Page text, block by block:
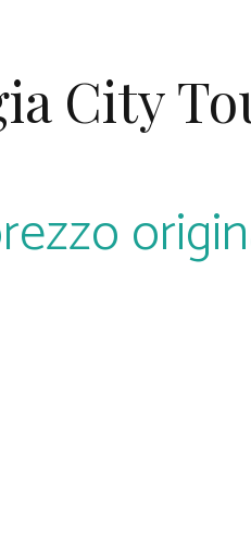
City